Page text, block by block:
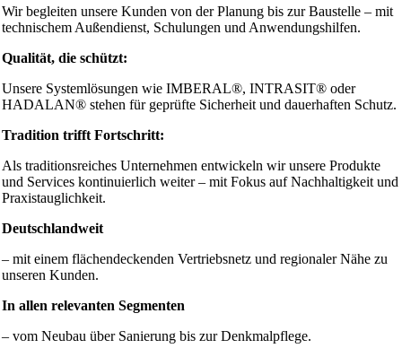
Wir begleiten unsere Kunden von der Planung bis zur Baustelle – mit
technischem Außendienst, Schulungen und Anwendungshilfen.
Qualität, die schützt:
Unsere Systemlösungen wie IMBERAL®, INTRASIT® oder
HADALAN® stehen für geprüfte Sicherheit und dauerhaften Schutz.
Tradition trifft Fortschritt:
Als traditionsreiches Unternehmen entwickeln wir unsere Produkte
und Services kontinuierlich weiter – mit Fokus auf Nachhaltigkeit und
Praxistauglichkeit.
Deutschlandweit
– mit einem flächendeckenden Vertriebsnetz und regionaler Nähe zu
unseren Kunden.
In allen relevanten Segmenten
– vom Neubau über Sanierung bis zur Denkmalpflege.